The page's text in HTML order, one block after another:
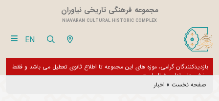
مجموعه فرهنگی تاریخی نیاوران
NIAVARAN CULTURAL HISTORIC COMPLEX
EN
بازدیدکنندگان گرامی، موزه های این مجموعه تا اطلاع ثانوی تعطیل می باشد و فقط
بخش های اداری فعال است
صفحه نخست » اخبار